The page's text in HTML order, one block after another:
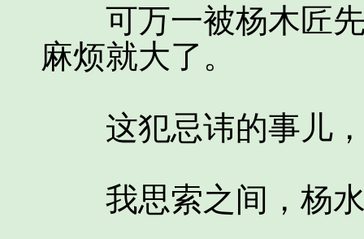
可万一被杨木匠先
麻烦就大了。
这犯忌讳的事儿，
我思索之间，杨水